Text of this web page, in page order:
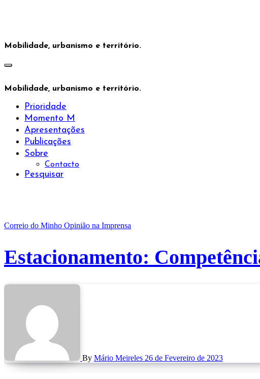
Mobilidade, urbanismo e território.
Mobilidade, urbanismo e território.
Prioridade
Momento M
Apresentações
Publicações
Sobre
Contacto
Pesquisar
Correio do Minho Opinião na Imprensa
Estacionamento:
By Mário Meireles 26 de Fevereiro de 2023